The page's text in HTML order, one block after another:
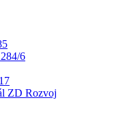
6
ZD Rozvoj